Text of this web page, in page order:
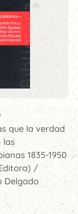
que la verdad
las
1835-1950
/
Delgado